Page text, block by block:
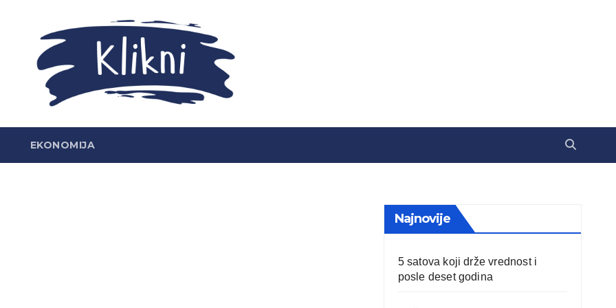
EKONOMIJA
Najnovije
5 satova koji drže vrednost i
posle deset godina